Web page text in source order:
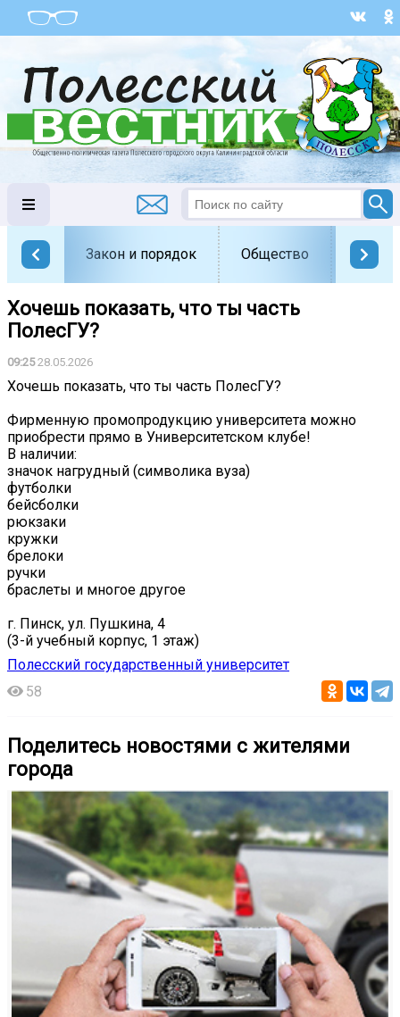
Закон и порядок Общество
Хочешь показать, что ты часть
ПолесГУ?
09:2528.05.2026
Хочешь показать, что ты часть ПолесГУ?
Фирменную промопродукцию университета можно
приобрести прямо в Университетском клубе!
В наличии:
значок нагрудный (символика вуза)
футболки
бейсболки
рюкзаки
кружки
брелоки
ручки
браслеты и многое другое
г. Пинск, ул. Пушкина, 4
(3-й учебный корпус, 1 этаж)
Полесский государственный университет
58
Поделитесь новостями с жителями
города